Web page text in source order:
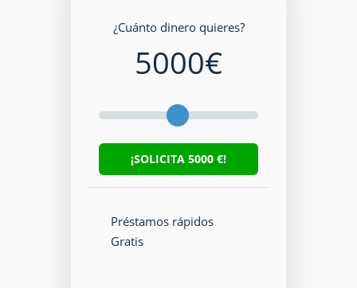
¿Cuánto dinero quieres?
5000€
¡SOLICITA 5000 €!
Préstamos rápidos
Gratis